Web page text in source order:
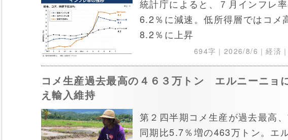
統計庁によると、７月インフレ
6.2％に減速。低所得層ではコメ
8.2％に上昇
694字｜ 2026/8/6 ｜経済｜
コメ生産過去最高の４６３万トン エルニーニョ
え輸入維持
第２四半期コメ生産が過去最高
同期比5.7％増の463万トン。エ